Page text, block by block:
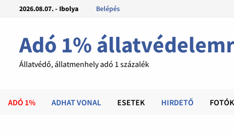
2026.08.07. - Ibolya Belépés
Adó 1%
Állatvédő, állatmenhely adó 1 százalék
ADÓ 1% ADHAT VONAL ESETEK HIRDETŐ FOTÓK